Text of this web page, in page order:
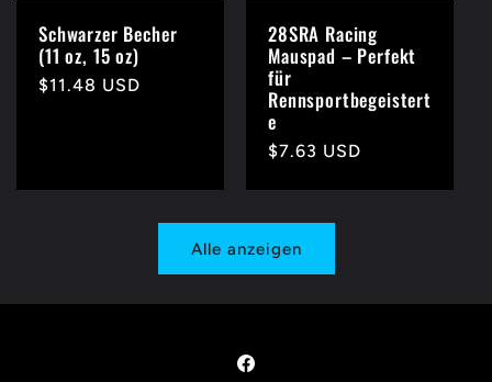
Schwarzer Becher
(11 oz, 15 oz)
Normaler
$11.48 USD
28SRA Racing
Mauspad – Perfekt
für
Rennsportbegeistert
e
Normaler
$7.63 USD
Alle anzeigen
Facebook